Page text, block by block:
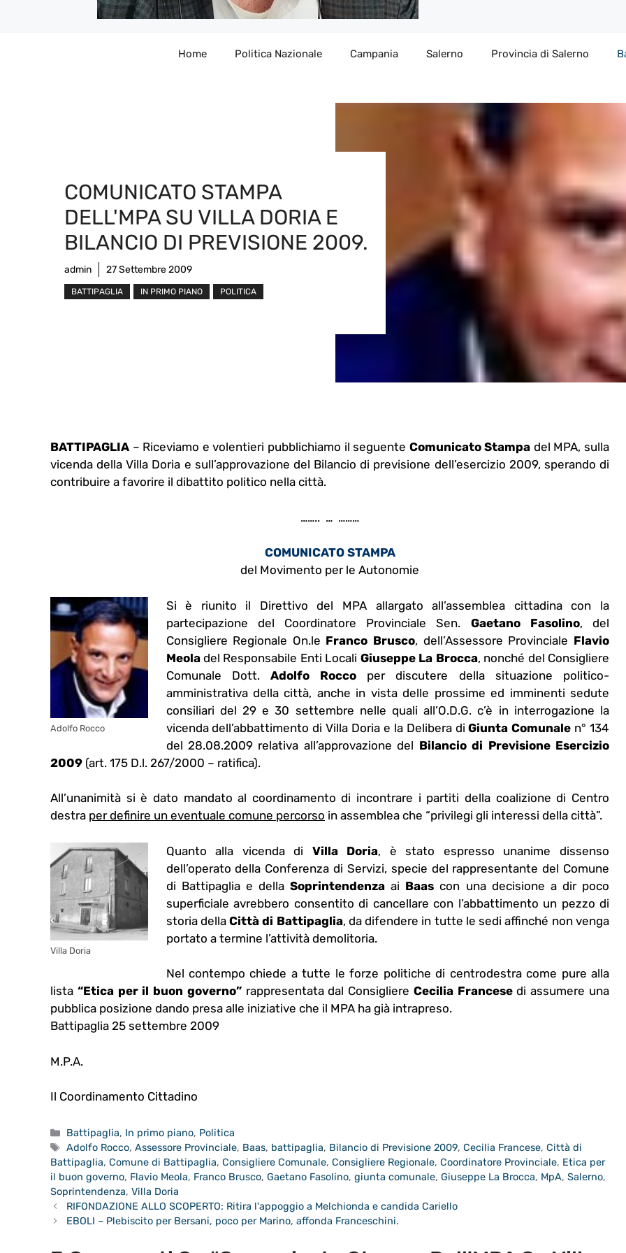
Home Politica Nazionale Campania Salerno Provincia di Salerno
COMUNICATO STAMPA
DELL'MPA SU VILLA DORIA E
BILANCIO DI PREVISIONE 2009.
admin 27 Settembre 2009
BATTIPAGLIA IN PRIMO PIANO POLITICA
BATTIPAGLIA – Riceviamo e volentieri pubblichiamo il seguente Comunicato Stampa del MPA, sulla
vicenda della Villa Doria e sull’approvazione del Bilancio di previsione dell’esercizio 2009, sperando di
contribuire a favorire il dibattito politico nella città.
…….. … ………
COMUNICATO STAMPA
del Movimento per le Autonomie
Adolfo Rocco
Si è riunito il Direttivo del MPA allargato all’assemblea cittadina con la
partecipazione del Coordinatore Provinciale Sen. Gaetano Fasolino, del
Consigliere Regionale On.le Franco Brusco, dell’Assessore Provinciale Flavio
Meoladel Responsabile Enti Locali Giuseppe La Brocca, nonché del Consigliere
Comunale Dott. Adolfo Rocco per discutere della situazione politico-
amministrativa della città, anche in vista delle prossime ed imminenti sedute
consiliari del 29 e 30 settembre nelle quali all’O.D.G. c’è in interrogazione la
vicenda dell’abbattimento di Villa Doria e la Delibera diGiunta Comunale n° 134
del 28.08.2009 relativa all’approvazione del Bilancio di Previsione Esercizio
2009 (art. 175 D.l. 267/2000 – ratifica).
All’unanimità si è dato mandato al coordinamento di incontrare i partiti della coalizione di Centro
destra per definire un eventuale comune percorso in assemblea che “privilegi gli interessi della città”.
Villa Doria
Quanto alla vicenda di Villa Doria, è stato espresso unanime dissenso
dell’operato della Conferenza di Servizi, specie del rappresentante del Comune
di Battipaglia e della Soprintendenza ai Baascon una decisione a dir poco
superficiale avrebbero consentito di cancellare con l’abbattimento un pezzo di
storia dellaCittà di Battipaglia, da difendere in tutte le sedi affinché non venga
portato a termine l’attività demolitoria.
Nel contempo chiede a tutte le forze politiche di centrodestra come pure alla
lista “Etica per il buon governo”rappresentata dal Consigliere Cecilia Francesedi assumere una
pubblica posizione dando presa alle iniziative che il MPA ha già intrapreso.
Battipaglia 25 settembre 2009
M.P.A.
Il Coordinamento Cittadino
Categorie
Battipaglia, In primo piano, Politica
Tag
Adolfo Rocco,Assessore Provinciale, Baas, battipaglia, Bilancio di Previsione 2009,Cecilia Francese,Città di
Battipaglia, Comune di Battipaglia, Consigliere Comunale, Consigliere Regionale, Coordinatore Provinciale, Etica per
il buon governo, Flavio Meola, Franco Brusco, Gaetano Fasolino, giunta comunale, Giuseppe La Brocca, MpA, Salerno,
Soprintendenza, Villa Doria
RIFONDAZIONE ALLO SCOPERTO: Ritira l'appoggio a Melchionda e candida Cariello
EBOLI – Plebiscito per Bersani, poco per Marino, affonda Franceschini.